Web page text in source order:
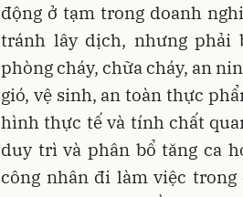
động ở tạm trong doanh
tránh lây dịch, nhưng phải
phòng cháy, chữa cháy, an
gió, vệ sinh, an toàn thực
hình thực tế và tính chất
duy trì và phân bổ tăng ca
công nhân đi làm việc